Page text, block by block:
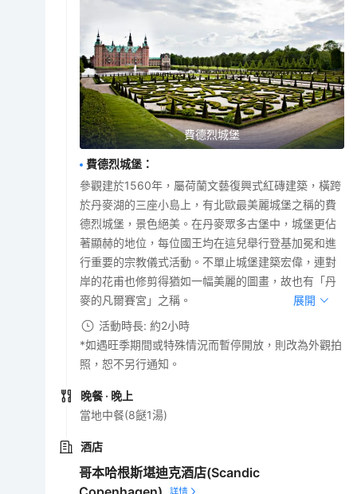
費德烈城堡
費德烈城堡 ：
參觀建於1560年，屬荷蘭文藝復興式紅磚建築，橫跨
於丹麥湖的三座小島上，有北歐最美麗城堡之稱的費
德烈城堡，景色絕美。在丹麥眾多古堡中，城堡更佔
著顯赫的地位，每位國王均在這兒舉行登基加冕和進
行重要的宗教儀式活動。不單止城堡建築宏偉，連對
岸的花甫也修剪得猶如一幅美麗的圖畫，故也有「丹
麥的凡爾賽宮」之稱。
展開
活動時長: 約2小時
*如遇旺季期間或特殊情況而暫停開放，則改為外觀拍
照，恕不另行通知。
晚餐 · 晚上
當地中餐(8餸1湯)
酒店
哥本哈根斯堪迪克酒店(Scandic